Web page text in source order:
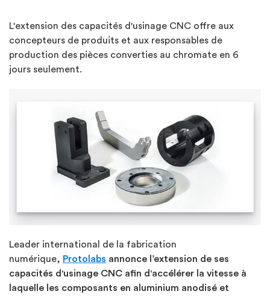
L'extension des capacités d'usinage CNC offre aux
concepteurs de produits et aux responsables de
production des pièces converties au chromate en 6
jours seulement.
Leader international de la fabrication
numérique, Protolabs annonce l’extension de ses
capacités d'usinage CNC afin d'accélérer la vitesse à
laquelle les composants en aluminium anodisé et